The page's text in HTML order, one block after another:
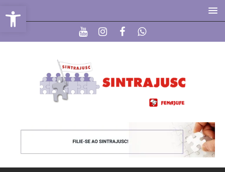
Abrir a barra de ferramentas